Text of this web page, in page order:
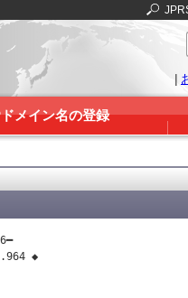
|
メイン名の登録
◆